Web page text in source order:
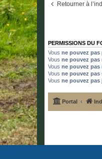
Retourner à
PERMISSIONS DU
Vous ne pouvez pas
Vous ne pouvez pas
Vous ne pouvez pas
Vous ne pouvez pas
Vous ne pouvez pas
Portal